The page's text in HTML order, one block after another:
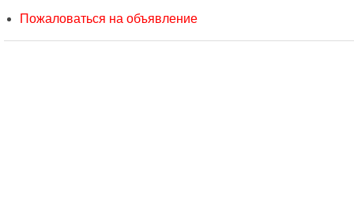
Пожаловаться на объявление